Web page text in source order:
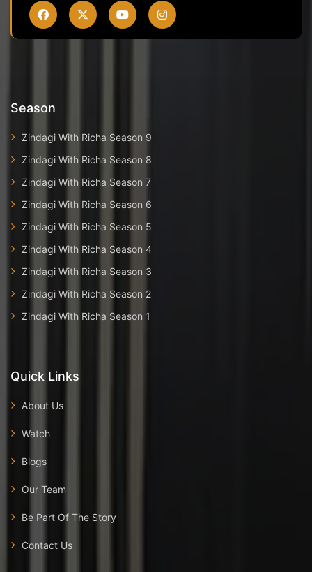
Season
Zindagi With Richa Season 9
Zindagi With Richa Season 8
Zindagi With Richa Season 7
Zindagi With Richa Season 6
Zindagi With Richa Season 5
Zindagi With Richa Season 4
Zindagi With Richa Season 3
Zindagi With Richa Season 2
Zindagi With Richa Season 1
Quick Links
About Us
Watch
Blogs
Our Team
Be Part Of The Story
Contact Us